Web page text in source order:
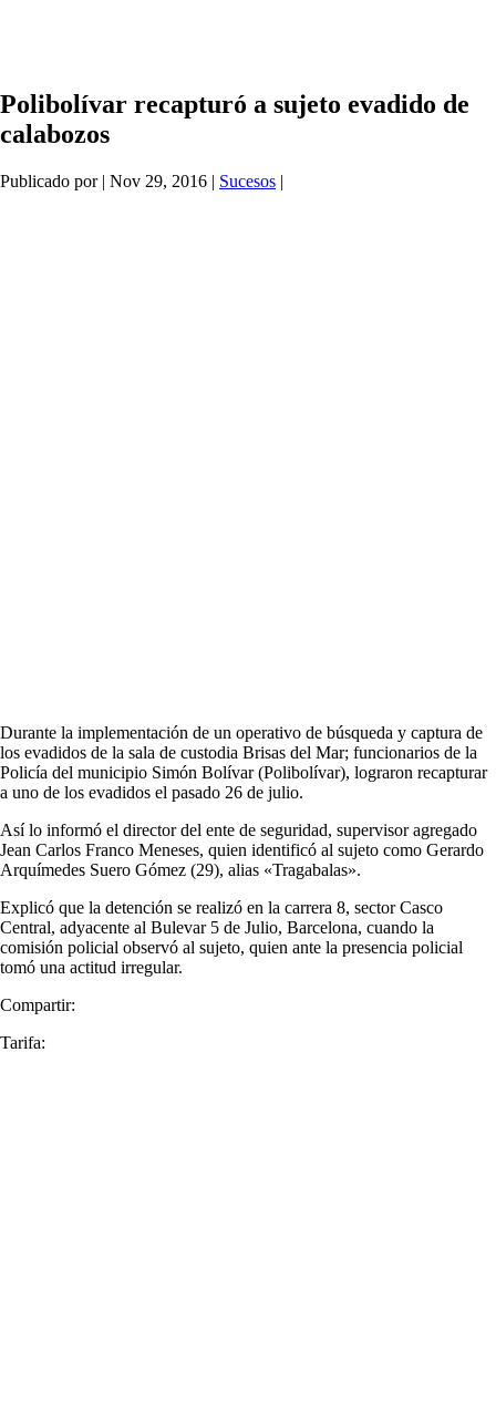
Polibolívar recapturó a sujeto evadido de
calabozos
Publicado por | Nov 29, 2016 | Sucesos |
Durante la implementación de un operativo de búsqueda y captura de
los evadidos de la sala de custodia Brisas del Mar; funcionarios de la
Policía del municipio Simón Bolívar (Polibolívar), lograron recapturar
a uno de los evadidos el pasado 26 de julio.
Así lo informó el director del ente de seguridad, supervisor agregado
Jean Carlos Franco Meneses, quien identificó al sujeto como Gerardo
Arquímedes Suero Gómez (29), alias «Tragabalas».
Explicó que la detención se realizó en la carrera 8, sector Casco
Central, adyacente al Bulevar 5 de Julio, Barcelona, cuando la
comisión policial observó al sujeto, quien ante la presencia policial
tomó una actitud irregular.
Compartir:
Tarifa: